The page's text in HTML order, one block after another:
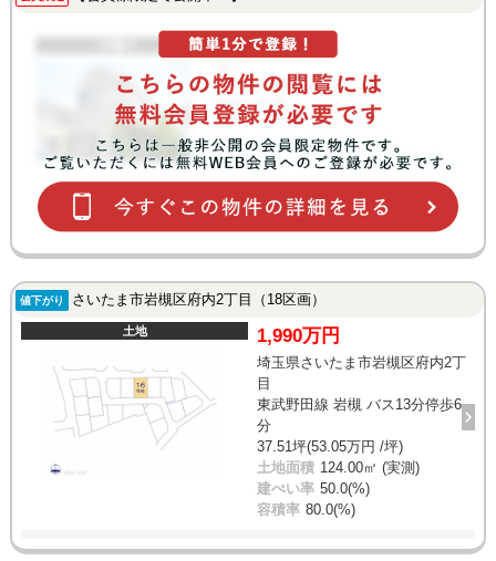
値下がり さいたま市岩槻区府内2丁目（18区画）
土地 1,990万円
埼玉県さいたま市岩槻区府内2丁
目
東武野田線 岩槻 バス13分停歩6
分
37.51坪(53.05万円 /坪)
土地面積 124.00㎡ (実測)
建ぺい率 50.0(%)
容積率 80.0(%)